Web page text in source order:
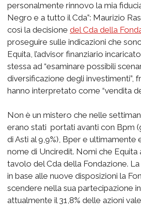
personalmente rinnovo la mia
Negro e a tutto il Cda”: Maurizio
così la decisione del Cda della
proseguire sulle indicazioni che
Equita, l’advisor finanziario
stessa ad “esaminare possibili
diversificazione degli investimenti”,
hanno interpretato come “vendita
Non è un mistero che nelle
erano stati portati avanti con Bpm
di Asti al 9,9%), Bper e ultimamente
nome di Unciredit. Nomi che
tavolo del Cda della Fondazione.
in base alle nuove disposizioni la
scendere nella sua partecipazione
attualmente il 31,8% delle azioni